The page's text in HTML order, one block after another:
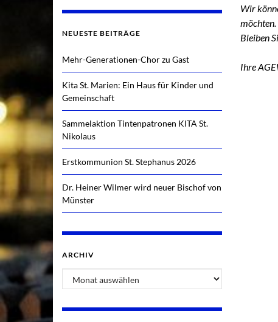
Wir
möchten.
Bleiben
Ihre
NEUESTE BEITRÄGE
Mehr-Generationen-Chor zu Gast
Kita St. Marien: Ein Haus für Kinder und
Gemeinschaft
Sammelaktion Tintenpatronen KITA St.
Nikolaus
Erstkommunion St. Stephanus 2026
Dr. Heiner Wilmer wird neuer Bischof von
Münster
ARCHIV
Archiv